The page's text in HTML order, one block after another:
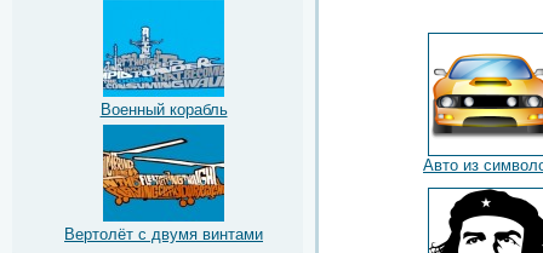
Военный корабль
Вертолёт с двумя винтами
Авто из